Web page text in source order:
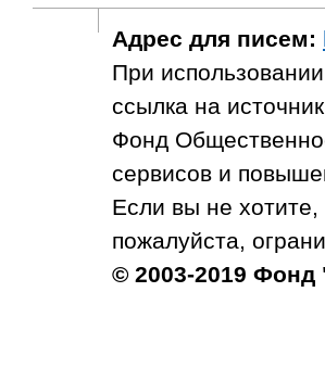
Адрес для писем:
При
ссылка на
Фонд
сервисов и
Если вы не
пожалуйста,
© 2003-2019